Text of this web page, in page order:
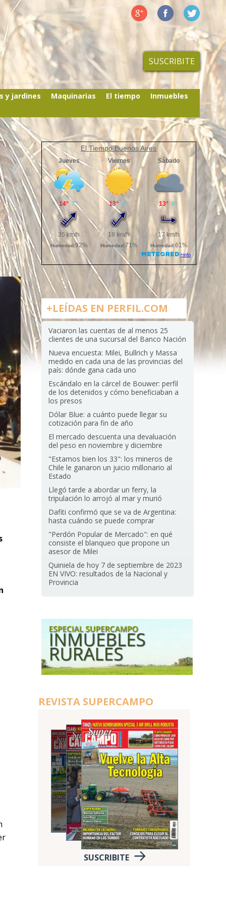
SUSCRIBITE
y jardines Maquinarias El tiempo Inmuebles
El Tiempo Buenos Aires
+LEÍDAS EN PERFIL.COM
Vaciaron las cuentas de al menos 25
clientes de una sucursal del Banco Nación
Nueva encuesta: Milei, Bullrich y Massa
medido en cada una de las provincias del
país: dónde gana cada uno
Escándalo en la cárcel de Bouwer: perfil
de los detenidos y cómo beneficiaban a
los presos
Dólar Blue: a cuánto puede llegar su
cotización para fin de año
El mercado descuenta una devaluación
del peso en noviembre y diciembre
"Estamos bien los 33": los mineros de
Chile le ganaron un juicio millonario al
Estado
Llegó tarde a abordar un ferry, la
tripulación lo arrojó al mar y murió
Dafiti confirmó que se va de Argentina:
hasta cuándo se puede comprar
"Perdón Popular de Mercado": en qué
consiste el blanqueo que propone un
asesor de Milei
Quiniela de hoy 7 de septiembre de 2023
EN VIVO: resultados de la Nacional y
Provincia
REVISTA SUPERCAMPO
SUSCRIBITE